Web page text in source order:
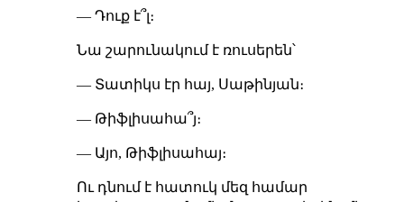
— Դուք է՞լ։
Նա շարունակում է ռուսերեն՝
— Տատիկս էր հայ, Սաթինյան։
— Թիֆլիսահա՞յ։
— Այո, Թիֆլիսահայ։
Ու դնում է հատուկ մեզ համար